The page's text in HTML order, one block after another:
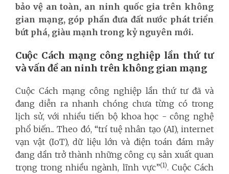
bảo vệ an toàn, an ninh quốc gia trên không
gian mạng, góp phần đưa đất nước phát triển
bứt phá, giàu mạnh trong kỷ nguyên mới.
Cuộc Cách mạng công nghiệp lần thứ tư
và vấn đề an ninh trên không gian mạng
Cuộc Cách mạng công nghiệp lần thứ tư đã và
đang diễn ra nhanh chóng chưa từng có trong
lịch sử, với nhiều tiến bộ khoa học - công nghệ
phổ biến... Theo đó, “trí tuệ nhân tạo (AI), internet
vạn vật (IoT), dữ liệu lớn và điện toán đám mây
đang dần trở thành những công cụ sản xuất quan
trọng trong nhiều ngành, lĩnh vực”(1). Cuộc Cách